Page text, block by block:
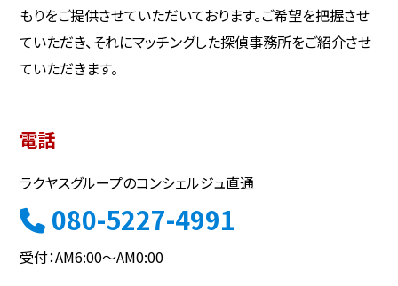
もりをご提供させていただいております。ご希望を把握させ
ていただき、それにマッチングした探偵事務所をご紹介させ
ていただきます。
電話
ラクヤスグループのコンシェルジュ直通
080-5227-4991
受付：AM6:00～AM0:00